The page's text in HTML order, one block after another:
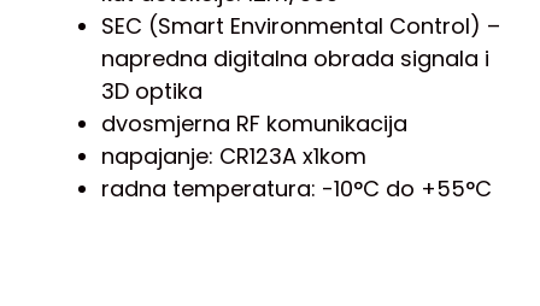
SEC (Smart Environmental Control) –
napredna digitalna obrada signala i
3D optika
dvosmjerna RF komunikacija
napajanje: CR123A x1kom
radna temperatura: -10°C do +55°C